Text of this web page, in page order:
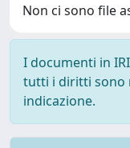
Non ci sono file
I documenti in
tutti i diritti sono
indicazione.